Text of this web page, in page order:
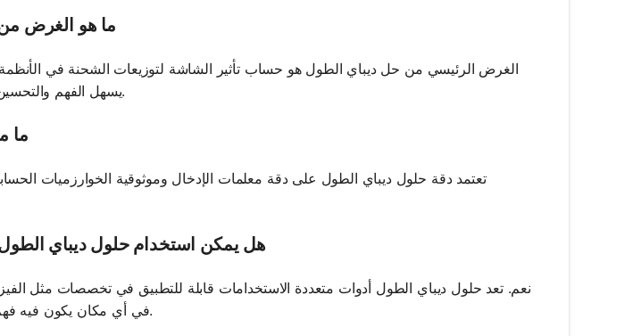
ما هو الغرض
الغرض الرئيسي من حل ديباي الطول هو حساب تأثير الشاشة لتوزيعات الشحنة في الأنظمة
يسهل الفهم والتحسين بشكل أفضل في تطبيقات مختلفة.
ما
تعتمد دقة حلول ديباي الطول على دقة معلمات الإدخال وموثوقية الخوارزميات
هل يمكن استخدام حلول ديباي
نعم. تعد حلول ديباي الطول أدوات متعددة الاستخدامات قابلة للتطبيق في تخصصات مثل
في أي مكان يكون فيه فهم التفاعلات الكهروستاتيكية ضروريًا.